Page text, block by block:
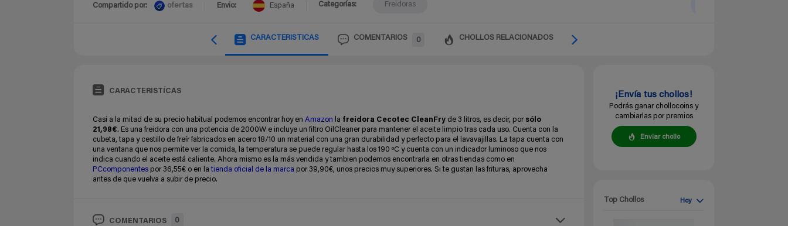
Compartido por: ofertas Envio: España Categorías: Freidoras
CARACTERISTICAS COMENTARIOS 0 CHOLLOS RELACIONADOS
CARACTERISTÍCAS
Casi a la mitad de su precio habitual podemos encontrar hoy en Amazon la freidora Cecotec CleanFry de 3 litros, es decir, por sólo
21,98€. Es una freidora con una potencia de 2000W e incluye un filtro OilCleaner para mantener el aceite limpio tras cada uso. Cuenta con la
cubeta, tapa y cestillo de freír fabricados en acero 18/10 un material con una gran durabilidad y perfecto para el lavavajillas. La tapa cuenta con
una ventana que nos permite ver la comida, la temperatura se puede regular hasta los 190 ºC y cuenta con un indicador luminoso que nos
indica cuando el aceite está caliente. Ahora mismo es la más vendida y tambien podemos encontrarla en otras tiendas como en
PCcomponentes por 36,55€ o en latienda oficial de la marca por 39,90€, unos precios muy superiores. Si te gustan las frituras, aprovecha
antes de que vuelva a subir de precio.
COMENTARIOS 0
¡Envía tus chollos!
Podrás ganar chollocoins y
cambiarlas por premios
Enviar chollo
Top Chollos Hoy